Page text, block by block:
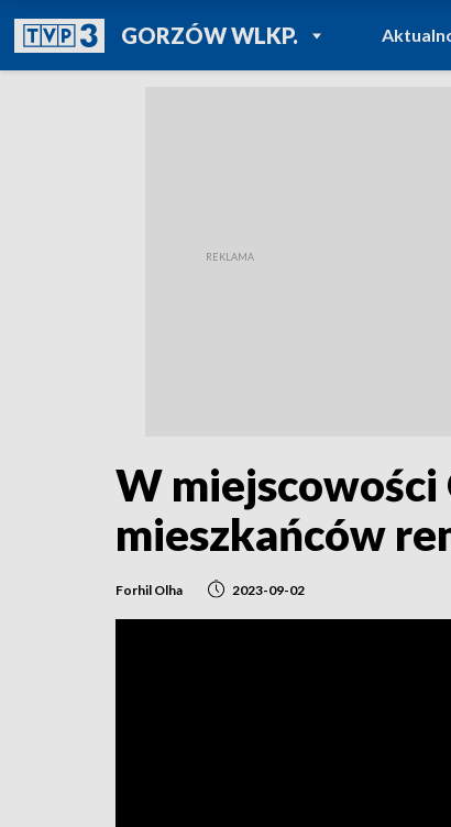
GORZÓW WLKP.POWRÓT DO
TVP REGIONY
W miejscowości
mieszkańców
Forhil Olha 2023-09-02